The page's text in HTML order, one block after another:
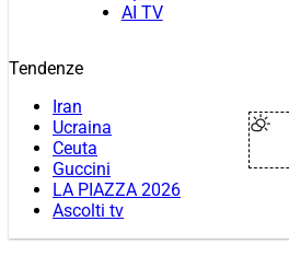
AI TV
Tendenze
Iran
Ucraina
Ceuta
Guccini
LA PIAZZA 2026
Ascolti tv